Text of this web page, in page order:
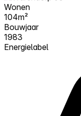
Wonen
104m²
Bouwjaar
1983
Energielabel